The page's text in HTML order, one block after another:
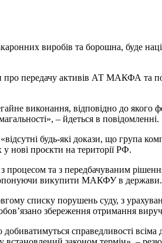
виробів та борошна, буде
про передачу активів АТ МАКФА та
виконання, відповідно до
– йдеться в повідомленні.
будь-які докази, що група
нові проєкти на території РФ.
та з передбачуваним
викупити МАКФУ в держави.
списку порушень суду, з
збереження отримання
справедливості